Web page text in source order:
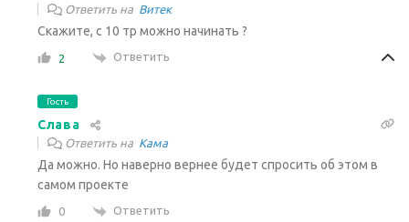
Ответить на Витек
Скажите, с 10 тр можно начинать ?
2 Ответить
Гость
Слава
Ответить на Кама
Да можно. Но наверно вернее будет спросить об этом в
самом проекте
0 Ответить